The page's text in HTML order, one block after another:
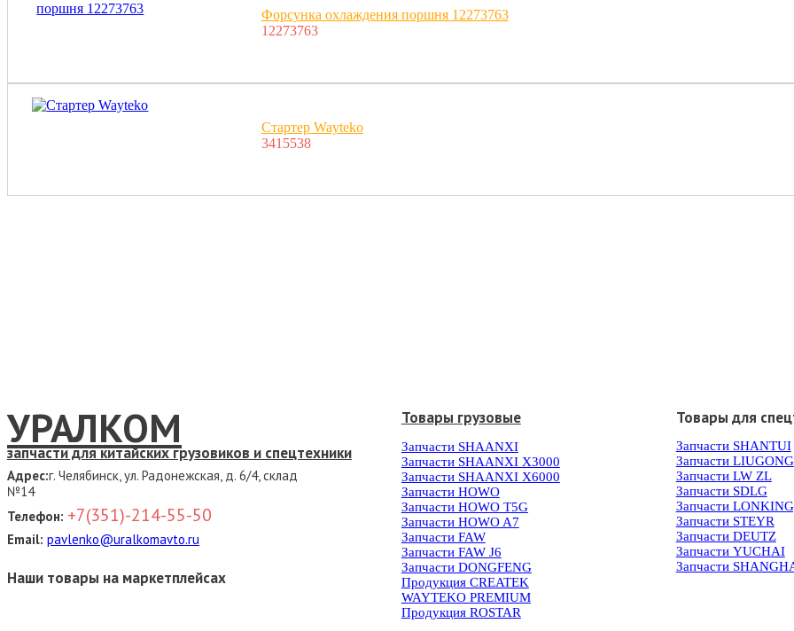
Форсунка охлаждения поршня 12273763
12273763
Стартер Wayteko
3415538
УРАЛКОМ
запчасти для китайских грузовиков и спецтехники
Адрес:г. Челябинск, ул. Радонежская, д. 6/4, склад
№14
Телефон: +7(351)-214-55-50
Email: pavlenko@uralkomavto.ru
Наши товары на маркетплейсах
Товары грузовые
Запчасти SHAANXI
Запчасти SHAANXI X3000
Запчасти SHAANXI X6000
Запчасти HOWO
Запчасти HOWO T5G
Запчасти HOWO A7
Запчасти FAW
Запчасти FAW J6
Запчасти DONGFENG
Продукция CREATEK
WAYTEKO PREMIUM
Продукция ROSTAR
Товары для
Запчасти SHANTUI
Запчасти LIUGONG
Запчасти LW ZL
Запчасти SDLG
Запчасти
Запчасти STEYR
Запчасти DEUTZ
Запчасти YUCHAI
Запчасти